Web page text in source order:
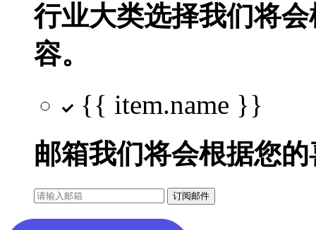
行业大类选择我们将
容。
{{ item.name }}
邮箱我们将会根据您
订阅邮件